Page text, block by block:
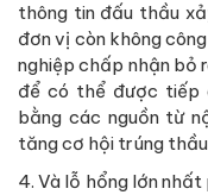
thông tin đấu thầu
đơn vị còn không
nghiệp chấp nhận bỏ
để có thể được tiếp
bằng các nguồn từ
tăng cơ hội trúng
4. Và lỗ hổng lớn